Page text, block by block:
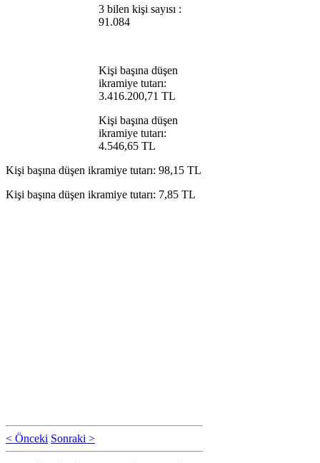
3 bilen kişi sayısı :
91.084
Kişi başına düşen
ikramiye tutarı:
3.416.200,71 TL
Kişi başına düşen
ikramiye tutarı:
4.546,65 TL
Kişi başına düşen ikramiye tutarı: 98,15 TL
Kişi başına düşen ikramiye tutarı: 7,85 TL
< Önceki Sonraki >